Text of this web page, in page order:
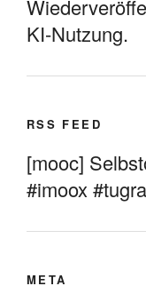
KI-Nutzung.
RSS FEED
[mooc]
#imoox
META